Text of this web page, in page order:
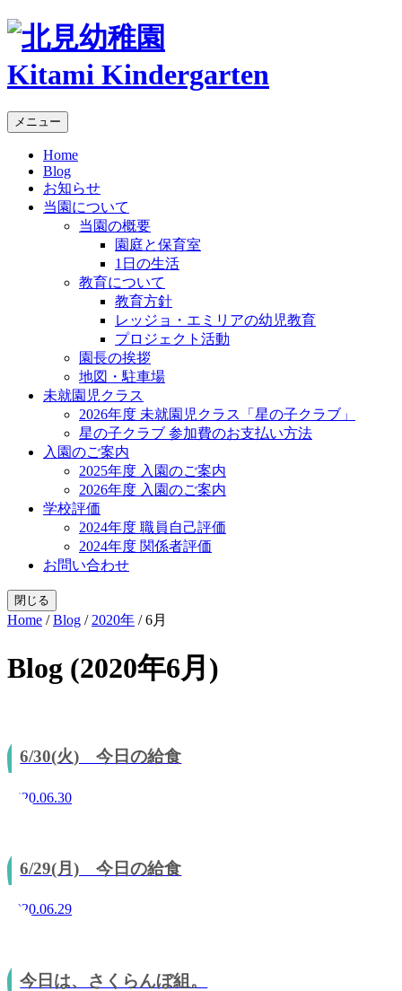
Kitami Kindergarten
メニュー
Home
Blog
お知らせ
当園について
当園の概要
園庭と保育室
1日の生活
教育について
教育方針
レッジョ・エミリアの幼児教育
プロジェクト活動
園長の挨拶
地図・駐車場
未就園児クラス
2026年度 未就園児クラス「星の子クラブ」
星の子クラブ 参加費のお支払い方法
入園のご案内
2025年度 入園のご案内
2026年度 入園のご案内
学校評価
2024年度 職員自己評価
2024年度 関係者評価
お問い合わせ
閉じる
Home /Blog / 2020年 /6月
Blog (2020年6月)
6/30(火) 今日の給食
2020.06.30
6/29(月) 今日の給食
2020.06.29
今日は、さくらんぼ組。